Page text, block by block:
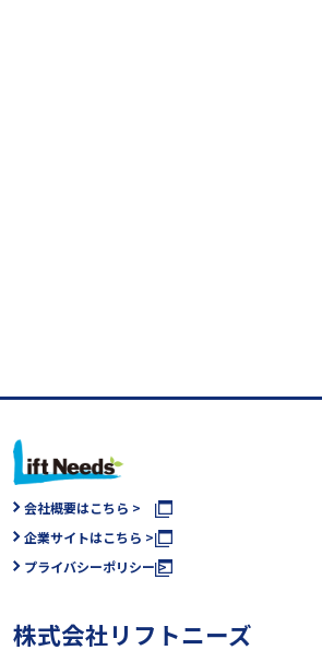
会社概要はこちら >
企業サイトはこちら >
プライバシーポリシー >
株式会社リフトニーズ